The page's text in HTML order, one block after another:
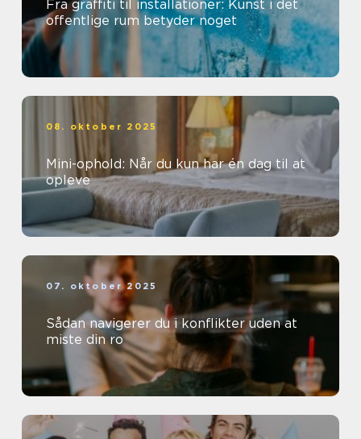
Fra graffiti til installationer: Kunst i det
offentlige rum betyder noget
08. oktober 2025
Mini-ophold: Når du kun har én dag til at
opleve
07. oktober 2025
Sådan navigerer du i konflikter uden at
miste din ro